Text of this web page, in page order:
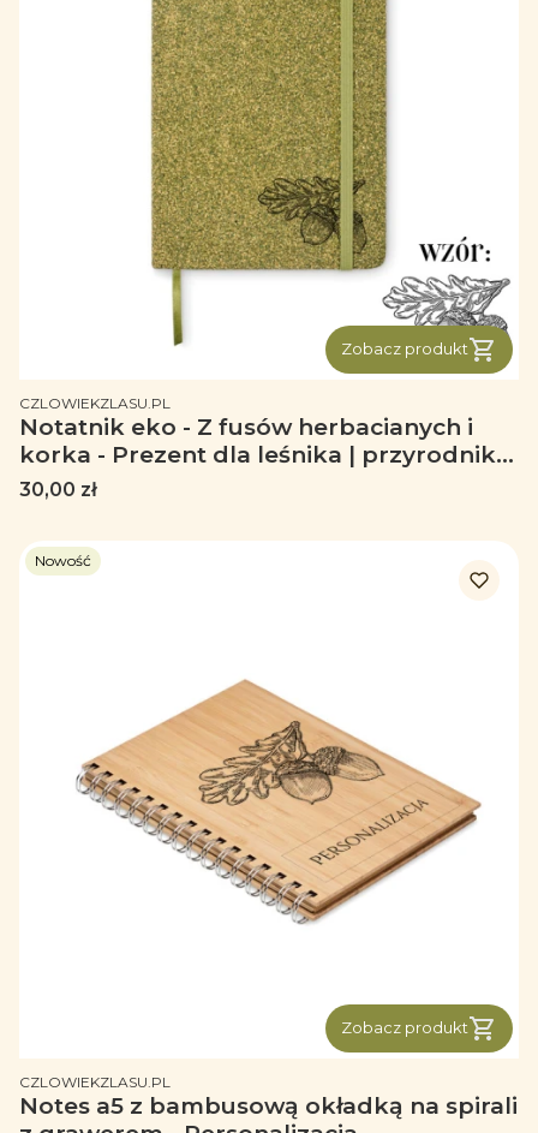
Zobacz produkt
PRODUCENT
CZLOWIEKZLASU.PL
Notatnik eko - Z fusów herbacianych i
korka - Prezent dla leśnika | przyrodnika
- Z grawerem liście dębu - Notes zielony
Cena
30,00 zł
Nowość
Zobacz produkt
PRODUCENT
CZLOWIEKZLASU.PL
Notes a5 z bambusową okładką na spirali